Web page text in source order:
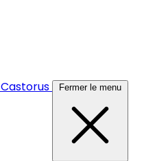
Castorus Fermer le menu